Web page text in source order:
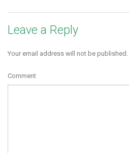
Leave a Reply
Your email address will not be published.
Comment